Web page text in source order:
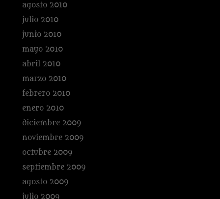
agosto 2010
julio 2010
junio 2010
mayo 2010
abril 2010
marzo 2010
febrero 2010
enero 2010
diciembre 2009
noviembre 2009
octubre 2009
septiembre 2009
agosto 2009
julio 2009